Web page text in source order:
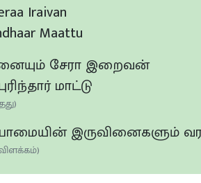
Iraivan
Maattu
சேரா இறைவன்
மாட்டு
இருவினைகளும்